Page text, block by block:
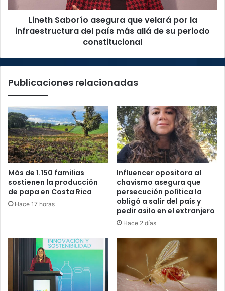
del
más
su
constitucional
Lineth Saborío asegura que velará por la
infraestructura del país más allá de su periodo
constitucional
Publicaciones relacionadas
Más de 1.150 familias
sostienen la producción
de papa en Costa Rica
Hace 17 horas
Influencer opositora al
chavismo asegura que
persecución política la
obligó a salir del país y
pedir asilo en el extranjero
Hace 2 días